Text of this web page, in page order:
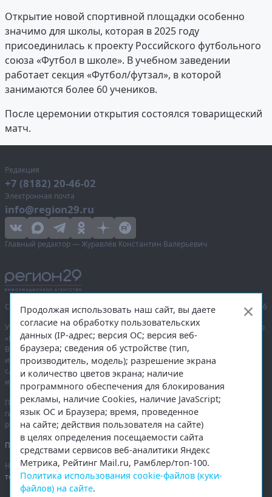
Открытие новой спортивной площадки особенно
значимо для школы, которая в 2025 году
присоединилась к проекту Российского футбольного
союза «Футбол в школе». В учебном заведении
работает секция «Футбол/футзал», в которой
занимаются более 60 учеников.
После церемонии открытия состоялся товарищеский
матч.
Редакция
+7 (8182) 20-46-02
Электронная почта
info@region29.ru
Главный редактор — Журавлёв Константин Валерьевич
Сетевое издание «Информационное агентство Регион 29»,
© 2016–2026
Учредитель — общество с ограниченной ответственностью «Агентство
«Правда Севера».
Выписка из реестра зарегистрированных средств массовой
информации:ЭЛ № ФС 77-74226от 09.11.2018 выдано Федеральной
службой по надзору в сфере связи, информационных технологий
и массовых коммуникаций (Роскомнадзор).
При полном или частичном использовании любых материалов
гиперссылка на region29.ruобязательна. Копирование материалов без
разрешения администрации сайта запрещено.
Правовая информация
На информационном ресурсе применяютсярекомендательные
технологии.
Продолжая использовать наш сайт, вы даете
согласие на обработку пользовательских
данных (IP-адрес; версия ОС; версия веб-
браузера; сведения об устройстве (тип,
производитель, модель); разрешение экрана
и количество цветов экрана; наличие
программного обеспечения для блокирования
рекламы, наличие Cookies, наличие JavaScript;
язык ОС и Браузера; время, проведенное
на сайте; действия пользователя на сайте)
в целях определения посещаемости сайта
средствами сервисов веб-аналитики Яндекс
Метрика, Рейтинг Mail.ru, Рамблер/топ-100.
Политика использования cookie-файлов (куки-
файлов) на сайте.